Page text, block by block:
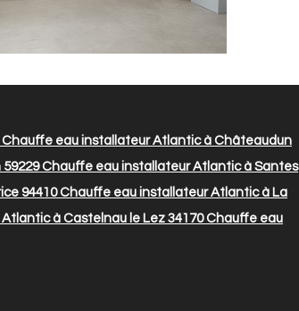
Chauffe eau installateur Atlantic à Châteaudun
Chauffe eau installateur Atlantic à Santes
94410Chauffe eau installateur Atlantic à La
à Castelnau le Lez 34170Chauffe eau